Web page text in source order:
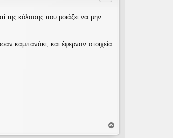
της κόλασης που μοιάζει να μην
καμπανάκι, και έφερναν στοιχεία
ο